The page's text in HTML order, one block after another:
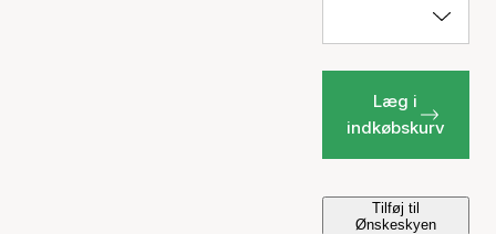
Læg i
indkøbskurv
Tilføj til
Ønskeskyen